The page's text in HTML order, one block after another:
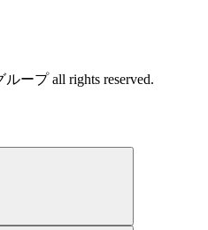
ープ all rights reserved.